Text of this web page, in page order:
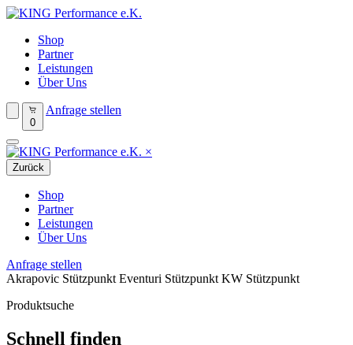
Shop
Partner
Leistungen
Über Uns
0
Anfrage stellen
×
Zurück
Shop
Partner
Leistungen
Über Uns
Anfrage stellen
Akrapovic Stützpunkt Eventuri Stützpunkt KW Stützpunkt
Produktsuche
Schnell finden